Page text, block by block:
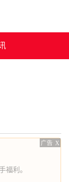
广告 X
福利。